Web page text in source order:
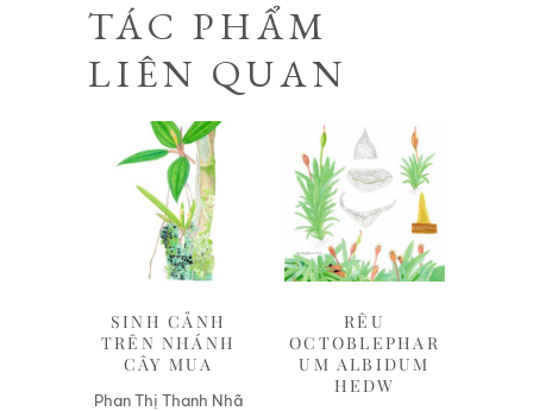
TÁC PHẨM
LIÊN QUAN
Liên hệ
SINH CẢNH
TRÊN NHÁNH
CÂY MUA
Phan Thị Thanh Nhã
Liên hệ
RÊU
OCTOBLEPHAR
UM ALBIDUM
HEDW